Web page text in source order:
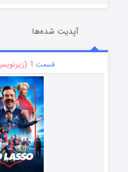
آپدیت شده‌ها
قسمت 1 (زیرنویس)